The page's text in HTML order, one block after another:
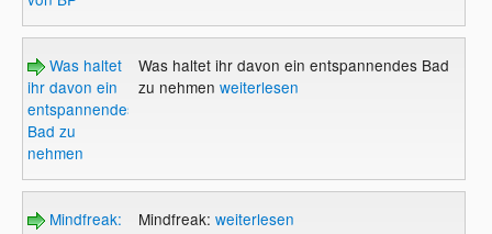
Was haltet
ihr davon ein
entspannendes
Bad zu
nehmen
Was haltet ihr davon ein entspannendes Bad
zu nehmen weiterlesen
Mindfreak: Mindfreak: weiterlesen